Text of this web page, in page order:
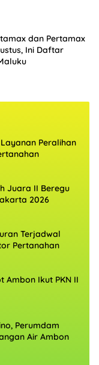
dan Pertamax
Ini Daftar
Peralihan
Juara II Beregu
2026
Terjadwal
Pertanahan
Ambon Ikut PKN II
Perumdam
Air Ambon